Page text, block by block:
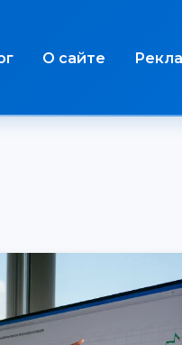
О сайте